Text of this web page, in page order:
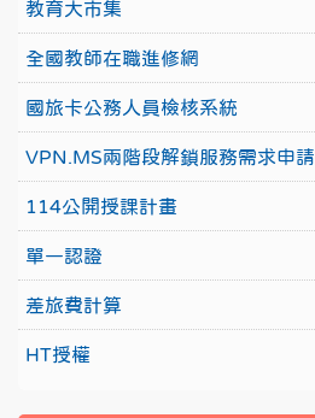
教育大市集
全國教師在職進修網
國旅卡公務人員檢核系統
VPN.MS兩階段解鎖服務需求申請
114公開授課計畫
單一認證
差旅費計算
HT授權